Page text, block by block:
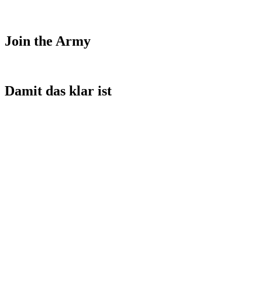
Join the Army
Damit das klar ist